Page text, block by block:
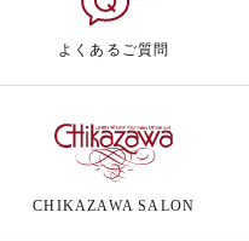
よくあるご質問
CHIKAZAWA SALON